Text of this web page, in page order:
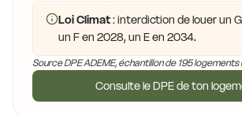
Loi Climat: interdiction de louer un
un F en 2028, un E en 2034.
Source DPE ADEME, échantillon de 195
Consulte le DPE de ton